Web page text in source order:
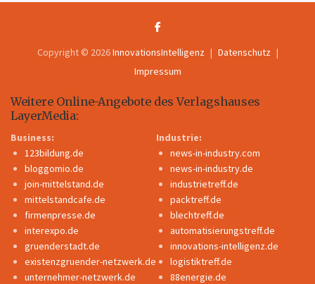
Copyright © 2026InnovationsIntelligenz
Datenschutz
Impressum
Weitere Online-Angebote des Verlagshauses
LayerMedia:
Business:
123bildung.de
bloggomio.de
join-mittelstand.de
mittelstandcafe.de
firmenpresse.de
interexpo.de
gruenderstadt.de
existenzgruender-netzwerk.de
unternehmer-netzwerk.de
Industrie:
news-in-industry.com
news-in-industry.de
industrietreff.de
packtreff.de
blechtreff.de
automatisierungstreff.de
innovations-intelligenz.de
logistiktreff.de
88energie.de